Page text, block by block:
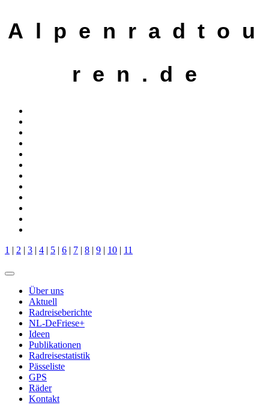
A l p e n r a d t o u
r e n . d e
1 | 2 | 3 | 4 | 5 | 6 | 7 | 8 | 9 | 10 | 11
Über uns
Aktuell
Radreiseberichte
NL-DeFriese+
Ideen
Publikationen
Radreisestatistik
Pässeliste
GPS
Räder
Kontakt